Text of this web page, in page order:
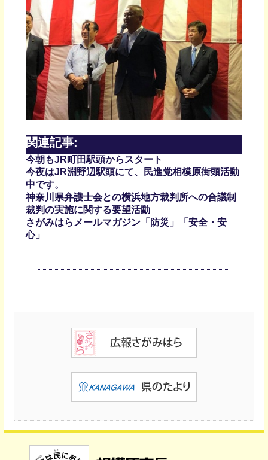
関連記事:
今朝もJR町田駅頭からスタート
今夜はJR淵野辺駅頭にて、民進党相模原街頭活動
中です。
神奈川県弁護士会との横浜地方裁判所への合議制
裁判の実施に関する要望活動
さがみはらメールマガジン「防災」「安全・安
心」